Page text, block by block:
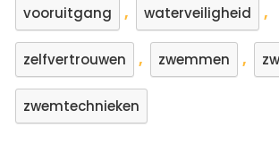
vooruitgang , waterveiligheid ,
zelfvertrouwen , zwemmen ,
zwemtechnieken